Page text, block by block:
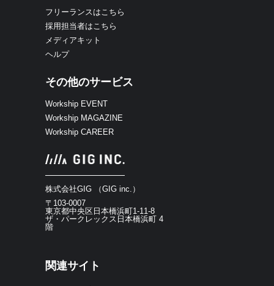
フリーランスはこちら
採用担当者はこちら
メディアキット
ヘルプ
その他のサービス
Workship EVENT
Workship MAGAZINE
Workship CAREER
株式会社GIG （GIG inc.）
〒103-0007
東京都中央区日本橋浜町1-11-8
ザ・パークレックス日本橋浜町 4
階
関連サイト